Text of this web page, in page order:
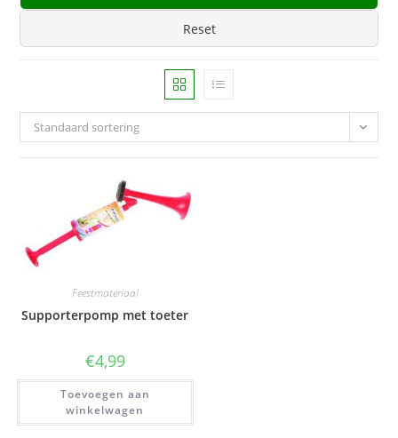
Reset
Standaard sortering
Feestmateriaal
Supporterpomp met toeter
€4,99
Toevoegen aan
winkelwagen